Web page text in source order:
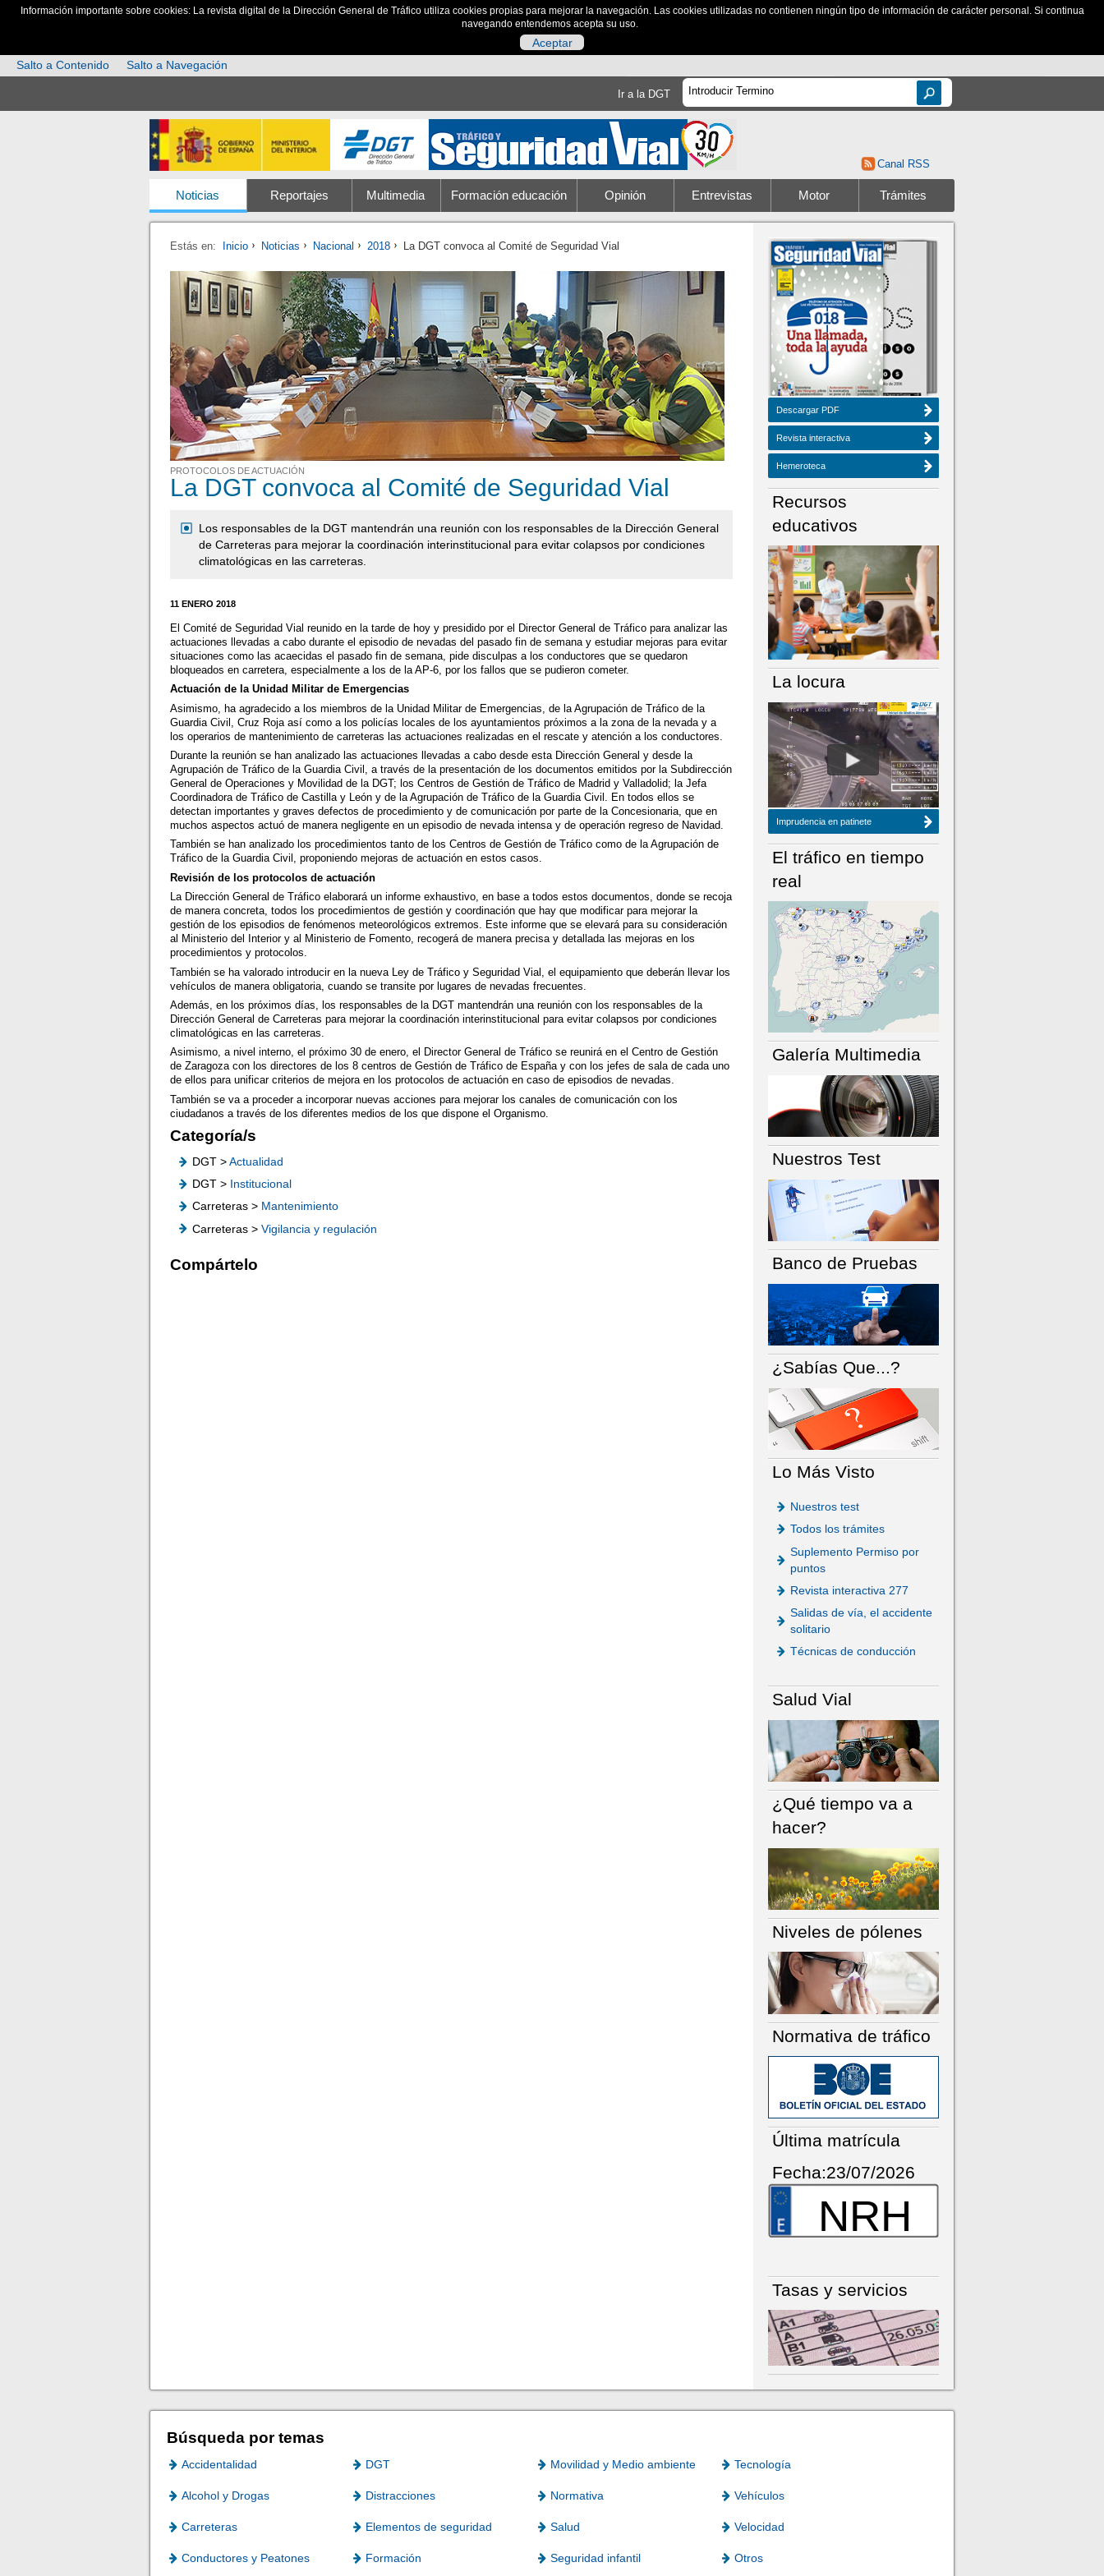
Información importante sobre cookies: La revista digital de la Dirección General de Tráfico utiliza cookies propias para mejorar la navegación. Las cookies utilizadas no contienen ningún tipo de información de carácter personal. Si continua
navegando entendemos acepta su uso.
Aceptar
Salto a Contenido
Salto a Navegación
Ir a la DGT
Canal RSS
Noticias Reportajes Multimedia Formación educación Opinión Entrevistas Motor Trámites
Estás en: Inicio Noticias Nacional 2018 La DGT convoca al Comité de Seguridad Vial
PROTOCOLOS DE ACTUACIÓN
La DGT convoca al Comité de Seguridad Vial
Los responsables de la DGT mantendrán una reunión con los responsables de la Dirección General
de Carreteras para mejorar la coordinación interinstitucional para evitar colapsos por condiciones
climatológicas en las carreteras.
11 ENERO 2018
El Comité de Seguridad Vial reunido en la tarde de hoy y presidido por el Director General de Tráfico para analizar las
actuaciones llevadas a cabo durante el episodio de nevadas del pasado fin de semana y estudiar mejoras para evitar
situaciones como las acaecidas el pasado fin de semana, pide disculpas a los conductores que se quedaron
bloqueados en carretera, especialmente a los de la AP-6, por los fallos que se pudieron cometer.
Actuación de la Unidad Militar de Emergencias
Asimismo, ha agradecido a los miembros de la Unidad Militar de Emergencias, de la Agrupación de Tráfico de la
Guardia Civil, Cruz Roja así como a los policías locales de los ayuntamientos próximos a la zona de la nevada y a
los operarios de mantenimiento de carreteras las actuaciones realizadas en el rescate y atención a los conductores.
Durante la reunión se han analizado las actuaciones llevadas a cabo desde esta Dirección General y desde la
Agrupación de Tráfico de la Guardia Civil, a través de la presentación de los documentos emitidos por la Subdirección
General de Operaciones y Movilidad de la DGT; los Centros de Gestión de Tráfico de Madrid y Valladolid; la Jefa
Coordinadora de Tráfico de Castilla y León y de la Agrupación de Tráfico de la Guardia Civil. En todos ellos se
detectan importantes y graves defectos de procedimiento y de comunicación por parte de la Concesionaria, que en
muchos aspectos actuó de manera negligente en un episodio de nevada intensa y de operación regreso de Navidad.
También se han analizado los procedimientos tanto de los Centros de Gestión de Tráfico como de la Agrupación de
Tráfico de la Guardia Civil, proponiendo mejoras de actuación en estos casos.
Revisión de los protocolos de actuación
La Dirección General de Tráfico elaborará un informe exhaustivo, en base a todos estos documentos, donde se recoja
de manera concreta, todos los procedimientos de gestión y coordinación que hay que modificar para mejorar la
gestión de los episodios de fenómenos meteorológicos extremos. Este informe que se elevará para su consideración
al Ministerio del Interior y al Ministerio de Fomento, recogerá de manera precisa y detallada las mejoras en los
procedimientos y protocolos.
También se ha valorado introducir en la nueva Ley de Tráfico y Seguridad Vial, el equipamiento que deberán llevar los
vehículos de manera obligatoria, cuando se transite por lugares de nevadas frecuentes.
Además, en los próximos días, los responsables de la DGT mantendrán una reunión con los responsables de la
Dirección General de Carreteras para mejorar la coordinación interinstitucional para evitar colapsos por condiciones
climatológicas en las carreteras.
Asimismo, a nivel interno, el próximo 30 de enero, el Director General de Tráfico se reunirá en el Centro de Gestión
de Zaragoza con los directores de los 8 centros de Gestión de Tráfico de España y con los jefes de sala de cada uno
de ellos para unificar criterios de mejora en los protocolos de actuación en caso de episodios de nevadas.
También se va a proceder a incorporar nuevas acciones para mejorar los canales de comunicación con los
ciudadanos a través de los diferentes medios de los que dispone el Organismo.
Categoría/s
DGT >Actualidad
DGT > Institucional
Carreteras > Mantenimiento
Carreteras >Vigilancia y regulación
Compártelo
NÚMERO ACTUAL HEMEROTECA
Descargar PDF
Revista interactiva
Hemeroteca
Recursos
educativos
La locura
Imprudencia en patinete
El tráfico en tiempo
real
Galería Multimedia
Nuestros Test
Banco de Pruebas
¿Sabías Que...?
Lo Más Visto
Nuestros test
Todos los trámites
Suplemento Permiso por
puntos
Revista interactiva 277
Salidas de vía, el accidente
solitario
Técnicas de conducción
Salud Vial
¿Qué tiempo va a
hacer?
Niveles de pólenes
Normativa de tráfico
Última matrícula
Fecha:23/07/2026
NRH
Tasas y servicios
Búsqueda por temas
Accidentalidad DGT Movilidad y Medio ambiente Tecnología
Alcohol y Drogas Distracciones Normativa Vehículos
Carreteras Elementos de seguridad Salud Velocidad
Conductores y Peatones Formación Seguridad infantil Otros